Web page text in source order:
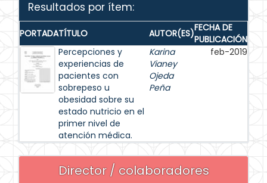
Resultados por ítem:
PORTADATÍTULO AUTOR(ES)FECHA DE
PUBLICACIÓN
Percepciones y
experiencias de
pacientes con
sobrepeso u
obesidad sobre su
estado nutricio en el
primer nivel de
atención médica.
Karina
Vianey
Ojeda
Peña
feb-2019
Director / colaboradores